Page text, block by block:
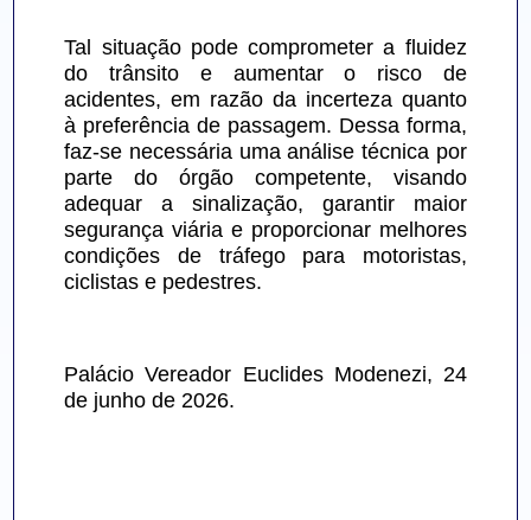
Tal situação pode comprometer a fluidez
do trânsito e aumentar o risco de
acidentes, em razão da incerteza quanto
à preferência de passagem. Dessa forma,
faz-se necessária uma análise técnica por
parte do órgão competente, visando
adequar a sinalização, garantir maior
segurança viária e proporcionar melhores
condições de tráfego para motoristas,
ciclistas e pedestres.
Palácio Vereador Euclides Modenezi, 24
de junho de 2026.